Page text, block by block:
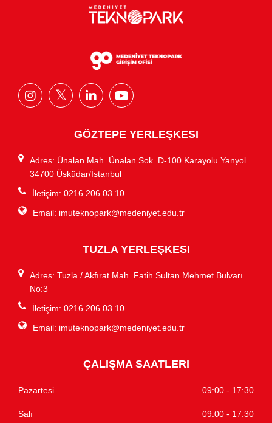
GÖZTEPE YERLEŞKESI
Adres: Ünalan Mah. Ünalan Sok. D-100 Karayolu Yanyol
34700 Üsküdar/İstanbul
İletişim: 0216 206 03 10
Email: imuteknopark@medeniyet.edu.tr
TUZLA YERLEŞKESI
Adres: Tuzla / Akfırat Mah. Fatih Sultan Mehmet Bulvarı.
No:3
İletişim: 0216 206 03 10
Email: imuteknopark@medeniyet.edu.tr
ÇALIŞMA SAATLERI
Pazartesi 09:00 - 17:30
Salı 09:00 - 17:30